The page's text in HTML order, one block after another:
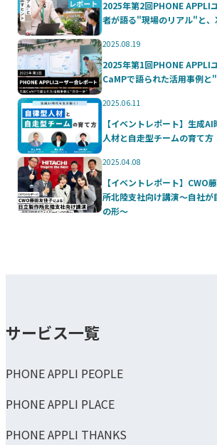
2025年第2回PHONE APPLI
者が語る"現場のリアル"と、
2025.08.19
2025年第1回PHONE APPLI
CaMPで語られた活用事例
2025.06.11
【イベントレポート】生成
人材と自走型チームの育て方
2025.04.08
【イベントレポート】CWO
所北陸支社向け講演～自社
の形～
サービス一覧
PHONE APPLI PEOPLE
PHONE APPLI PLACE
PHONE APPLI THANKS